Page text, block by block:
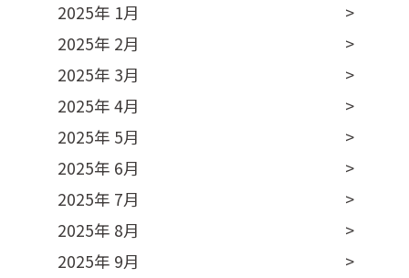
2025年 1月
2025年 2月
2025年 3月
2025年 4月
2025年 5月
2025年 6月
2025年 7月
2025年 8月
2025年 9月